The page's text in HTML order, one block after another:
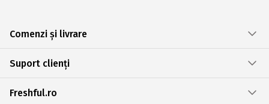
Comenzi și livrare
Suport clienți
Freshful.ro